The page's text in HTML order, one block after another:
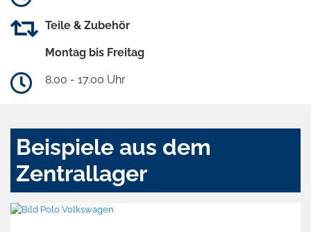
Teile & Zubehör
Montag bis Freitag
8.00 - 17.00 Uhr
Beispiele aus dem
Zentrallager